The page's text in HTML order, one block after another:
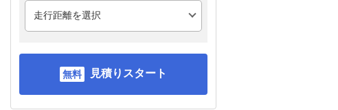
見積りスタート